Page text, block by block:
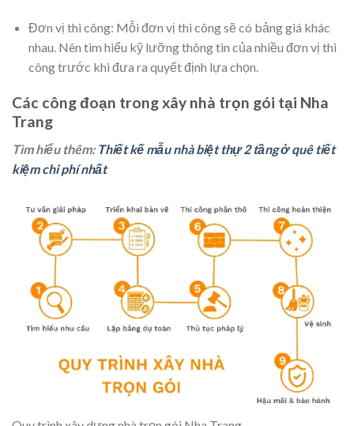
Đơn vị thi công: Mỗi đơn vị thi công sẽ có bảng giá khác
nhau. Nên tìm hiểu kỹ lưỡng thông tin của nhiều đơn vị thi
công trước khi đưa ra quyết định lựa chọn.
Các công đoạn trong xây nhà trọn gói tại Nha
Trang
Tìm hiểu thêm: Thiết kế mẫu nhà biệt thự 2 tầng ở quê tiết
kiệm chi phí nhất